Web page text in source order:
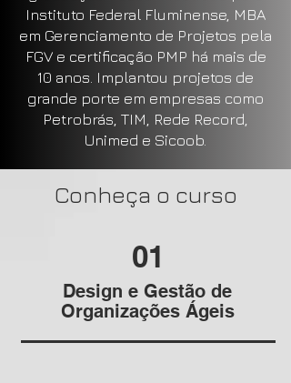
Instituto Federal Fluminense, MBA
em Gerenciamento de Projetos pela
FGV e certificação PMP há mais de
10 anos. Implantou projetos de
grande porte em empresas como
Petrobrás, TIM, Rede Record,
Unimed e Sicoob.
Conheça o curso
01
Design e Gestão de
Organizações Ágeis